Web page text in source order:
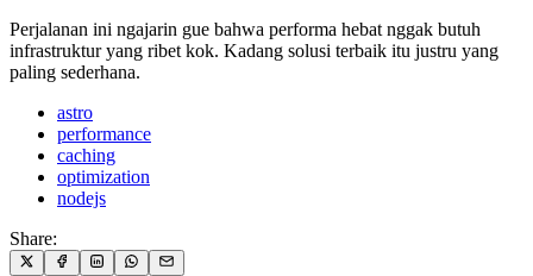
Perjalanan ini ngajarin gue bahwa performa hebat nggak butuh
infrastruktur yang ribet kok. Kadang solusi terbaik itu justru yang
paling sederhana.
astro
performance
caching
optimization
nodejs
Share: